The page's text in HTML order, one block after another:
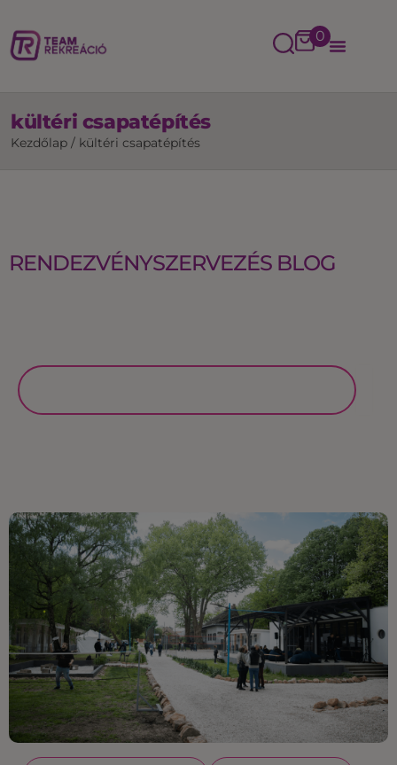
0
kültéri csapatépítés
Kezdőlap / kültéri csapatépítés
RENDEZVÉNYSZERVEZÉS BLOG